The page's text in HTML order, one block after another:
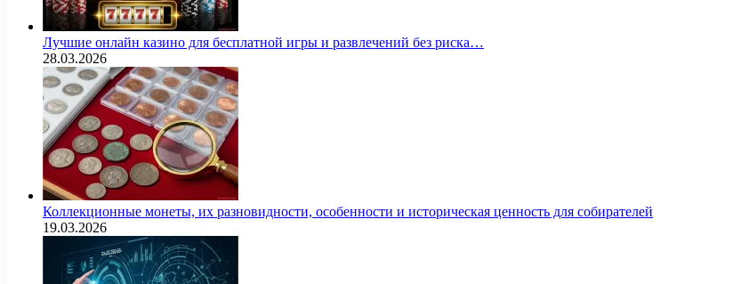
Лучшие онлайн казино для бесплатной игры и развлечений без риска…
28.03.2026
Коллекционные монеты, их разновидности, особенности и историческая ценность для собирателей
19.03.2026